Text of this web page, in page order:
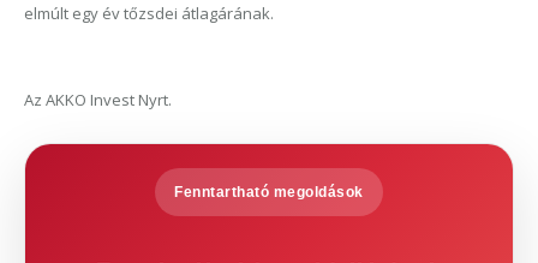
elmúlt egy év tőzsdei átlagárának.
Az AKKO Invest Nyrt.
Fenntartható megoldások